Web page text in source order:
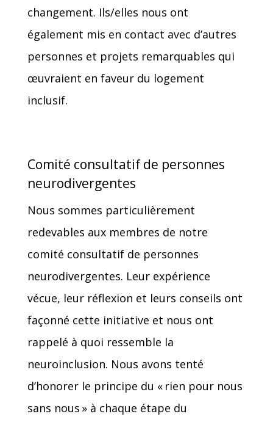
changement. Ils/elles nous ont
également mis en contact avec d’autres
personnes et projets remarquables qui
œuvraient en faveur du logement
inclusif.
Comité consultatif de personnes
neurodivergentes
Nous sommes particulièrement
redevables aux membres de notre
comité consultatif de personnes
neurodivergentes. Leur expérience
vécue, leur réflexion et leurs conseils ont
façonné cette initiative et nous ont
rappelé à quoi ressemble la
neuroinclusion. Nous avons tenté
d’honorer le principe du « rien pour nous
sans nous » à chaque étape du